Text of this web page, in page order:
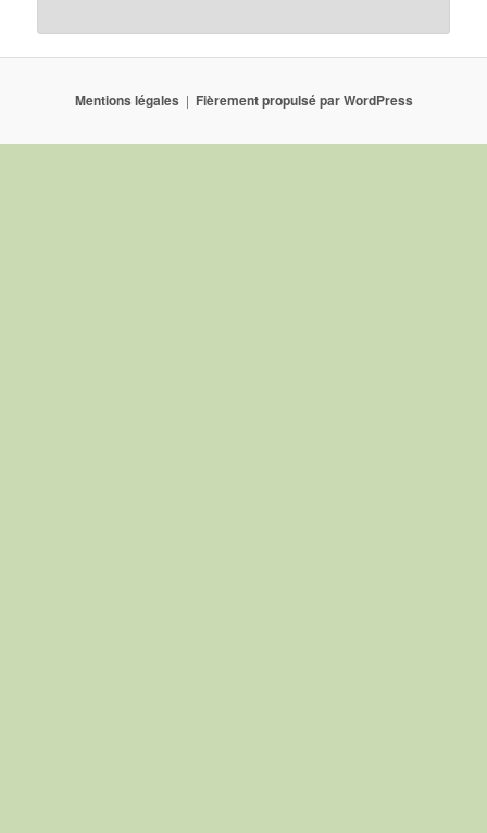
Mentions légales Fièrement propulsé par WordPress